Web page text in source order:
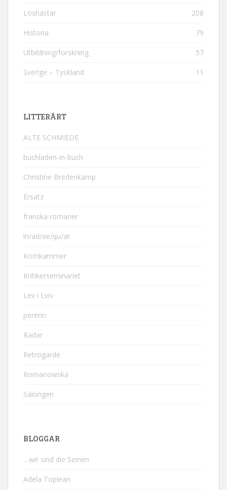
Löshästar 208
Historia 79
Utbildning/forskning 57
Sverige – Tyskland 11
LITTERÄRT
ALTE SCHMIEDE
buchladen-in-buch
Christine Bredenkamp
Ersatz
franska romaner
in/ad/ae/qu/at
Kornkammer
Kritikerseminariet
Lev i Lviv
perenn
Radar
Retrogarde
Romanowska
Salongen
BLOGGAR
…wir sind die Seinen
Adela Toplean